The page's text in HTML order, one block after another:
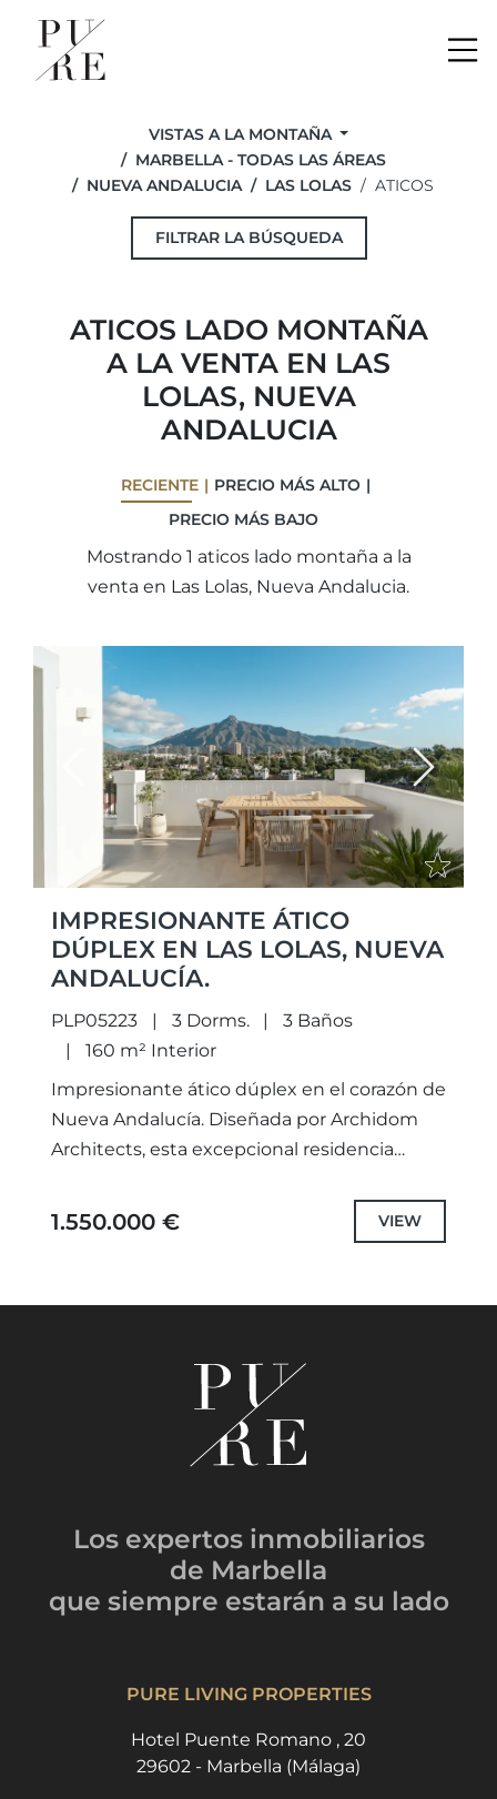
VISTAS A LA MONTAÑA
MARBELLA - TODAS LAS ÁREAS
NUEVA ANDALUCIA
LAS LOLAS ATICOS
FILTRAR LA BÚSQUEDA
ATICOS LADO MONTAÑA
A LA VENTA EN LAS
LOLAS, NUEVA
ANDALUCIA
RECIENTE
PRECIO MÁS ALTO
PRECIO MÁS BAJO
Mostrando 1 aticos lado montaña a la
venta en Las Lolas, Nueva Andalucia.
Previous Next
IMPRESIONANTE ÁTICO
DÚPLEX EN LAS LOLAS, NUEVA
ANDALUCÍA.
PLP05223 3 Dorms.
3 Baños
160 m² Interior
Impresionante ático dúplex en el corazón de
Nueva Andalucía. Diseñada por Archidom
Architects, esta excepcional residencia
meticulosamente elaborados,
perfectamente conectados a una terraza
1.550.000 € VIEW
Los expertos inmobiliarios
de Marbella
que siempre estarán a su lado
PURE LIVING PROPERTIES
Hotel Puente Romano , 20
29602 - Marbella (Málaga)